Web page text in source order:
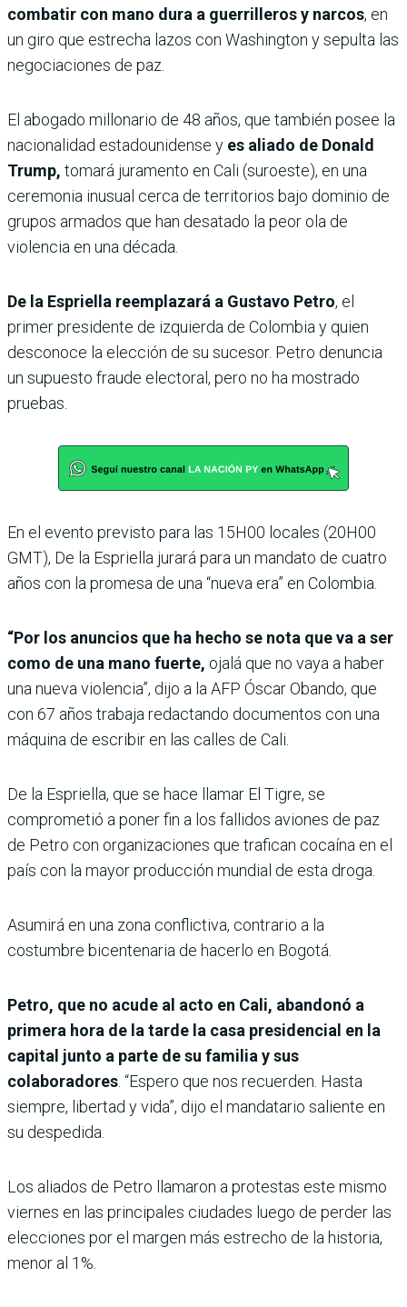
combatir con mano dura a guerrilleros y narcos, en
un giro que estrecha lazos con Washington y sepulta las
negociaciones de paz.
El abogado millonario de 48 años, que también posee la
nacionalidad estadounidense y es aliado de Donald
Trump, tomará juramento en Cali (suroeste), en una
ceremonia inusual cerca de territorios bajo dominio de
grupos armados que han desatado la peor ola de
violencia en una década.
De la Espriella reemplazará a Gustavo Petro, el
primer presidente de izquierda de Colombia y quien
desconoce la elección de su sucesor. Petro denuncia
un supuesto fraude electoral, pero no ha mostrado
pruebas.
En el evento previsto para las 15H00 locales (20H00
GMT), De la Espriella jurará para un mandato de cuatro
años con la promesa de una “nueva era” en Colombia.
“Por los anuncios que ha hecho se nota que va a ser
como de una mano fuerte, ojalá que no vaya a haber
una nueva violencia”, dijo a la AFP Óscar Obando, que
con 67 años trabaja redactando documentos con una
máquina de escribir en las calles de Cali.
De la Espriella, que se hace llamar El Tigre, se
comprometió a poner fin a los fallidos aviones de paz
de Petro con organizaciones que trafican cocaína en el
país con la mayor producción mundial de esta droga.
Asumirá en una zona conflictiva, contrario a la
costumbre bicentenaria de hacerlo en Bogotá.
Petro, que no acude al acto en Cali, abandonó a
primera hora de la tarde la casa presidencial en la
capital junto a parte de su familia y sus
colaboradores . “Espero que nos recuerden. Hasta
siempre, libertad y vida”, dijo el mandatario saliente en
su despedida.
Los aliados de Petro llamaron a protestas este mismo
viernes en las principales ciudades luego de perder las
elecciones por el margen más estrecho de la historia,
menor al 1%.